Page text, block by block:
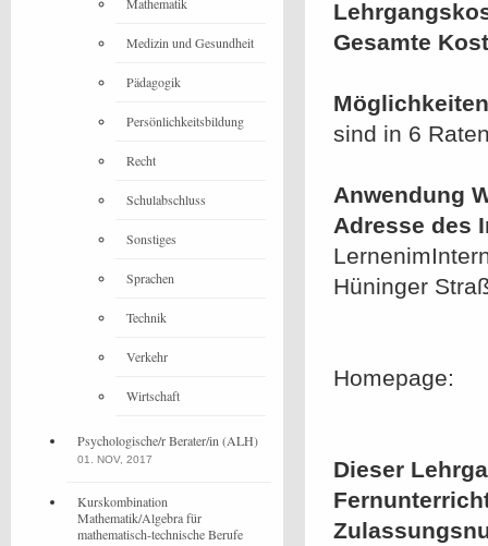
Gesamte
sind in 6
Anwendung
Adresse des
Hüninger
Homepage:
Dieser
Medizin und Gesundheit
Pädagogik
Persönlichkeitsbildung
Recht
Schulabschluss
Sonstiges
Sprachen
Technik
Verkehr
Wirtschaft
Psychologische/r Berater/in (ALH)
01. NOV, 2017
Kurskombination
Mathematik/Algebra für
mathematisch-technische Berufe